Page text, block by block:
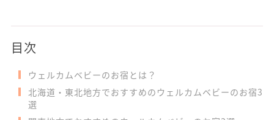
目次
ウェルカムベビーのお宿とは？
北海道・東北地方でおすすめのウェルカムベビーのお宿3
選